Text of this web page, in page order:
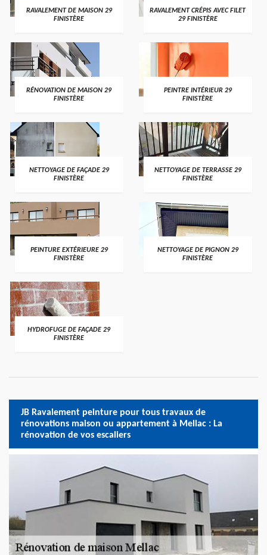
RAVALEMENT DE MAISON 29
FINISTÈRE
RAVALEMENT CRÉPIS AVEC FILET
29 FINISTÈRE
RÉNOVATION DE MAISON 29
FINISTÈRE
PEINTRE INTÉRIEUR 29
FINISTÈRE
NETTOYAGE DE FAÇADE 29
FINISTÈRE
NETTOYAGE DE TERRASSE 29
FINISTÈRE
PEINTURE EXTÉRIEURE 29
FINISTÈRE
NETTOYAGE DE PIGNON 29
FINISTÈRE
HYDROFUGE DE FAÇADE 29
FINISTÈRE
JB Ravalement peinture pour tous travaux de
rénovations maison ou appartement à Mellac : La
rénovation de vos escaliers